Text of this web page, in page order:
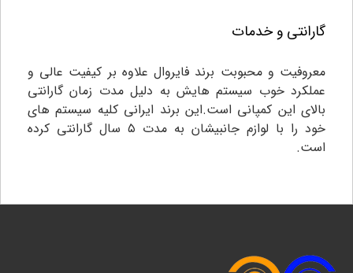
گارانتی و خدمات
معروفیت و محبوبت برند فایروال علاوه بر کیفیت عالی و
عملکرد خوب سیستم هایش به دلیل مدت زمان گارانتی
بالای این کمپانی است.این برند ایرانی کلیه سیستم های
خود را با لوازم جانبیشان به مدت ۵ سال گارانتی کرده
است.